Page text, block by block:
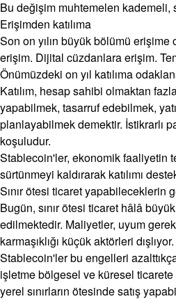
Bu değişim muhtemelen kademeli,
Erişimden katılıma
Son on yılın büyük bölümü erişime
erişim. Dijital cüzdanlara erişim.
Önümüzdeki on yıl katılıma
Katılım, hesap sahibi olmaktan
yapabilmek, tasarruf edebilmek,
planlayabilmek demektir. İstikrarlı
koşuludur.
Stablecoin'ler, ekonomik faaliyetin
sürtünmeyi kaldırarak katılımı
Sınır ötesi ticaret yapabileceklerin
Bugün, sınır ötesi ticaret hâlâ
edilmektedir. Maliyetler, uyum
karmaşıklığı küçük aktörleri dışlıyor.
Stablecoin'ler bu engelleri
işletme bölgesel ve küresel
yerel sınırların ötesinde satış